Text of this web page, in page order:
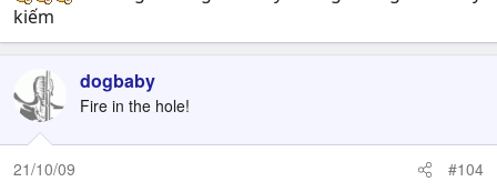
kiếm
dogbaby
Fire in the hole!
21/10/09 #104